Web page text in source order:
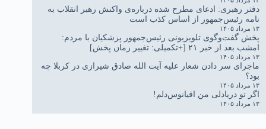
دفتر رهبری: ادعای مطرح شده درباره‌ی واکنش رهبر انقلاب به
نامه رئیس‌جمهور از اساس کذب است
۱۳ مرداد ۱۴۰۵
پخش گفت‌وگوی تلویزیونی رئیس‌جمهور پزشکیان با مردم:
امشب بعد از خبر ۲۱ [+تکمیلی: تغییر زمان پخش]
۱۳ مرداد ۱۴۰۵
ماجرای سر دادن شعار علیه آیت الله صادق شیرازی در کربلا چه
بود؟
۱۳ مرداد ۱۴۰۵
اگر تو دریادلی من اقیانوس‌دلم!
۱۳ مرداد ۱۴۰۵